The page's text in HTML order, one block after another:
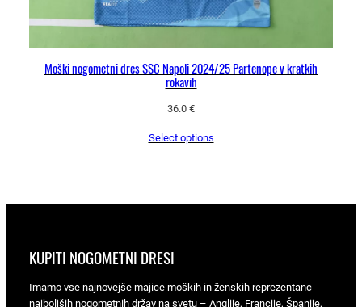
Moški nogometni dres SSC Napoli 2024/25 Partenope v kratkih
rokavih
36.0 €
Select options
KUPITI NOGOMETNI DRESI
Imamo vse najnovejše majice moških in ženskih reprezentanc
najboljših nogometnih držav na svetu – Anglije, Francije, Španije,